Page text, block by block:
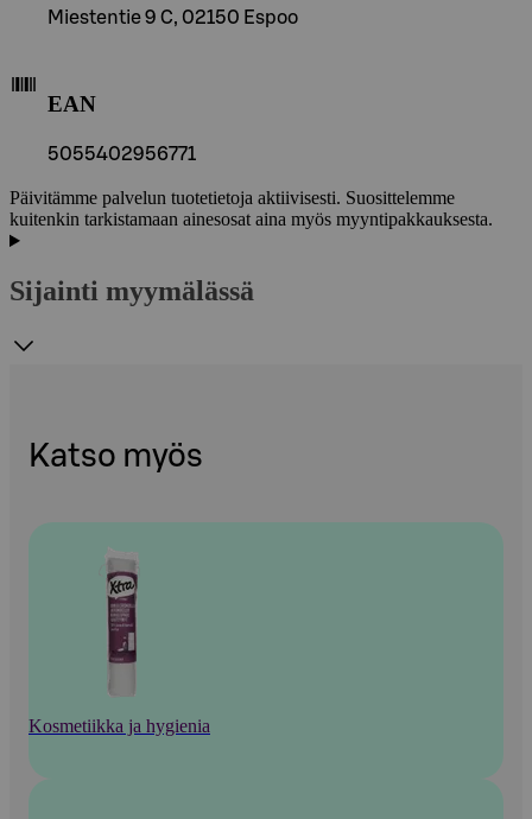
Miestentie 9 C, 02150 Espoo
EAN
5055402956771
Päivitämme palvelun tuotetietoja aktiivisesti. Suosittelemme
kuitenkin tarkistamaan ainesosat aina myös myyntipakkauksesta.
Sijainti myymälässä
Katso myös
Kosmetiikka ja hygienia